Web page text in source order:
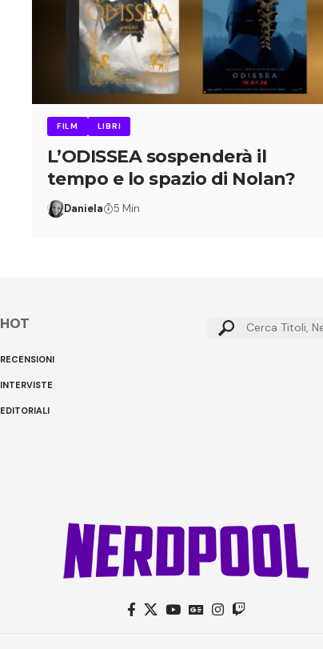
FILM LIBRI
L’ODISSEA sospenderà il
tempo e lo spazio di Nolan?
Daniela 5 Min
HOT
RECENSIONI
INTERVISTE
EDITORIALI